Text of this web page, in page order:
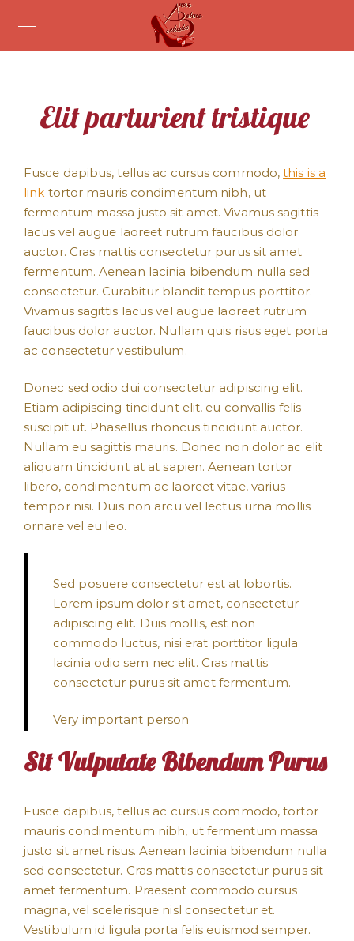
Elit parturient tristique
Fusce dapibus, tellus ac cursus commodo,this is a
link tortor mauris condimentum nibh, ut
fermentum massa justo sit amet. Vivamus sagittis
lacus vel augue laoreet rutrum faucibus dolor
auctor. Cras mattis consectetur purus sit amet
fermentum. Aenean lacinia bibendum nulla sed
consectetur. Curabitur blandit tempus porttitor.
Vivamus sagittis lacus vel augue laoreet rutrum
faucibus dolor auctor. Nullam quis risus eget porta
ac consectetur vestibulum.
Donec sed odio dui consectetur adipiscing elit.
Etiam adipiscing tincidunt elit, eu convallis felis
suscipit ut. Phasellus rhoncus tincidunt auctor.
Nullam eu sagittis mauris. Donec non dolor ac elit
aliquam tincidunt at at sapien. Aenean tortor
libero, condimentum ac laoreet vitae, varius
tempor nisi. Duis non arcu vel lectus urna mollis
ornare vel eu leo.
Sed posuere consectetur est at lobortis.
Lorem ipsum dolor sit amet, consectetur
adipiscing elit. Duis mollis, est non
commodo luctus, nisi erat porttitor ligula
lacinia odio sem nec elit. Cras mattis
consectetur purus sit amet fermentum.
Very important person
Sit Vulputate Bibendum Purus
Fusce dapibus, tellus ac cursus commodo, tortor
mauris condimentum nibh, ut fermentum massa
justo sit amet risus. Aenean lacinia bibendum nulla
sed consectetur. Cras mattis consectetur purus sit
amet fermentum. Praesent commodo cursus
magna, vel scelerisque nisl consectetur et.
Vestibulum id ligula porta felis euismod semper.